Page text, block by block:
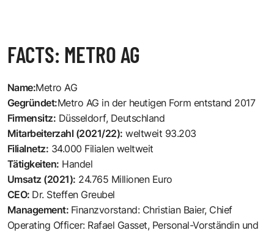
FACTS: METRO AG
Name:Metro AG
Gegründet:Metro AG in der heutigen Form entstand 2017
Firmensitz: Düsseldorf, Deutschland
Mitarbeiterzahl (2021/22): weltweit 93.203
Filialnetz: 34.000 Filialen weltweit
Tätigkeiten: Handel
Umsatz (2021): 24.765 Millionen Euro
CEO: Dr. Steffen Greubel
Management: Finanzvorstand: Christian Baier, Chief
Operating Officer: Rafael Gasset, Personal-Vorständin und